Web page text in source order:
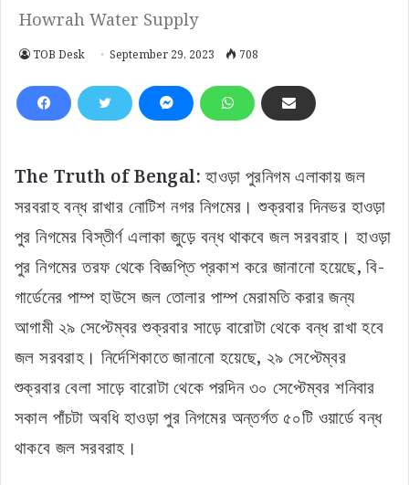
Howrah Water Supply
TOB Desk September 29, 2023 708
The Truth of Bengal: হাওড়া পুরনিগম এলাকায় জল
সরবরাহ বন্ধ রাখার নোটিশ নগর নিগমের। শুক্রবার দিনভর হাওড়া
পুর নিগমের বিস্তীর্ণ এলাকা জুড়ে বন্ধ থাকবে জল সরবরাহ। হাওড়া
পুর নিগমের তরফ থেকে বিজ্ঞপ্তি প্রকাশ করে জানানো হয়েছে, বি-
গার্ডেনের পাম্প হাউসে জল তোলার পাম্প মেরামতি করার জন্য
আগামী ২৯ সেপ্টেম্বর শুক্রবার সাড়ে বারোটা থেকে বন্ধ রাখা হবে
জল সরবরাহ। নির্দেশিকাতে জানানো হয়েছে, ২৯ সেপ্টেম্বর
শুক্রবার বেলা সাড়ে বারোটা থেকে পরদিন ৩০ সেপ্টেম্বর শনিবার
সকাল পাঁচটা অবধি হাওড়া পুর নিগমের অন্তর্গত ৫০টি ওয়ার্ডে বন্ধ
থাকবে জল সরবরাহ।